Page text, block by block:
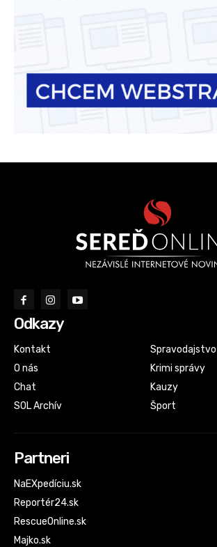
Odkazy
Kontakt
O nás
Chat
SOL Archív
Spravodajstvo
Krimi správy
Kauzy
Šport
Partneri
NaEXpedíciu.sk
Reportér24.sk
RescueOnline.sk
Majko.sk